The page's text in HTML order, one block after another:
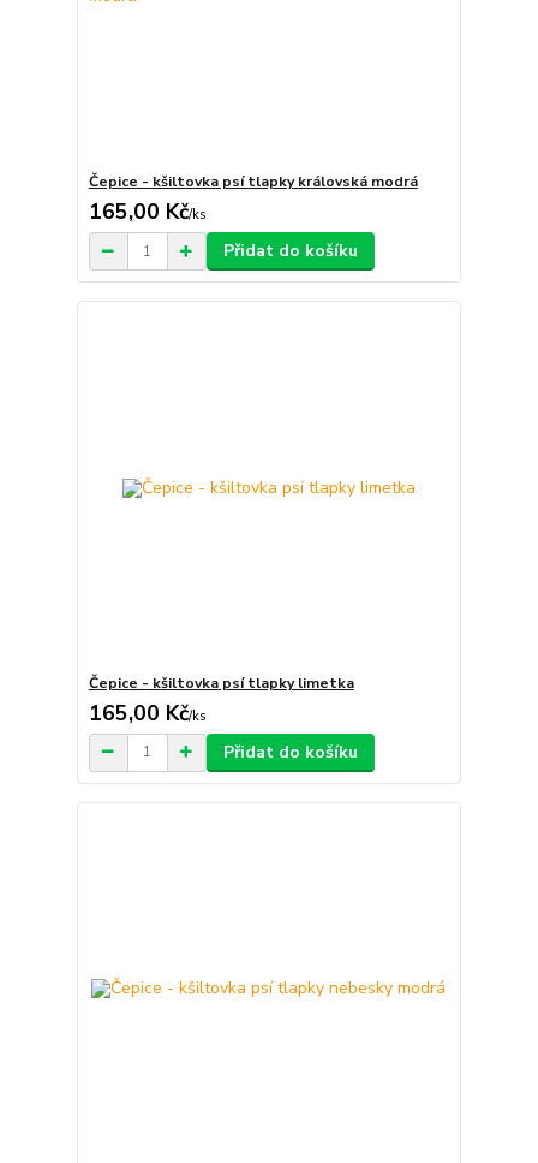
Čepice - kšiltovka psí tlapky královská modrá
165,00 Kč/ks
Přidat do košíku
Čepice - kšiltovka psí tlapky limetka
165,00 Kč/ks
Přidat do košíku